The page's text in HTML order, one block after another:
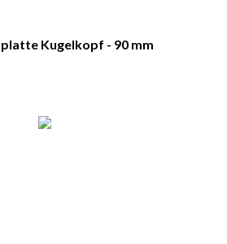
Kugelkopf - 90 mm